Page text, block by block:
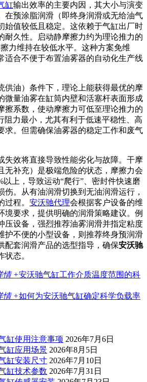
缸输出效率的主要内因，其大小与演变
在预涂脂润滑（即终身润滑或无给油气
始值较低且稳定。这依赖于气缸出厂时
耐久性。启动静摩擦力约为理论推力的
力维持在较低水平。这种方案免维
适合不便于布置油雾器的自动化生产线
供油）条件下，理论上能获得最优的摩
微量油雾在缸筒内壁和活塞杆表面形成
擦系数，使动摩擦力可低至理论推力的
阻力最小，尤其有利于低速平稳性、高
求。但需确保油雾器的稳定工作和废气
失效将直接导致性能劣化与故障。干摩
无补充）是极端危险的状态，摩擦力会
以上，导致运动“爬行”、密封件快速磨
伤。从有油润滑切换到无油润滑运行，
过程。 安沃驰代理会根据客户设备的维
境要求，提供明确的润滑策略建议。例
压设备，强烈推荐油雾润滑并指定粘度
护不便的小型设备，则推荐终身预润滑
配套润滑产品的选型指导，确保安沃驰
状态。
情 +安沃驰气缸工作介质温度范围的科
情 +如何为安沃驰气缸确定科学负载率
缸使用注意事项 2026年7月6日
缸应用场景 2026年8月5日
缸安装尺寸 2026年7月10日
缸技术参数 2026年7月31日